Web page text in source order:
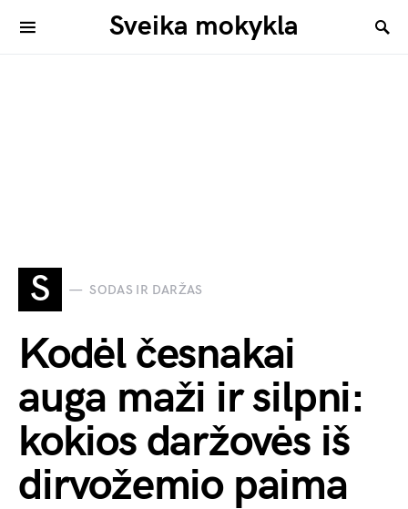
Sveika mokykla
S SODAS IR DARŽAS
Kodėl česnakai
auga maži ir silpni:
kokios daržovės iš
dirvožemio paima